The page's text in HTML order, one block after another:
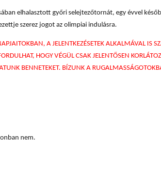
elhalasztott győri selejtezőtornát, egy évvel
szerez jogot az olimpiai indulásra.
A JELENTKEZÉSETEK ALKALMÁVAL IS
HOGY VÉGÜL CSAK JELENTŐSEN
BENNETEKET. BÍZUNK A
nem.